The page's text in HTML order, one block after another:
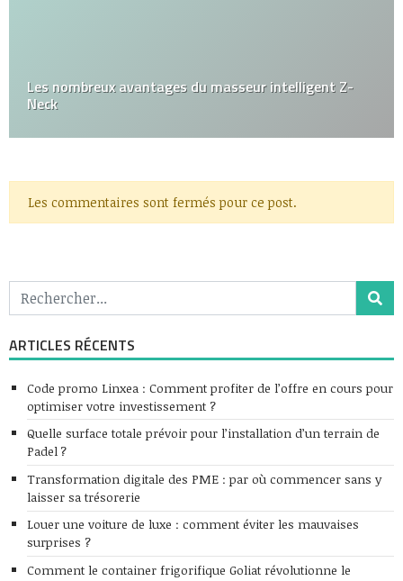
Les nombreux avantages du masseur intelligent Z-
Neck
Les commentaires sont fermés pour ce post.
ARTICLES RÉCENTS
Code promo Linxea : Comment profiter de l’offre en cours pour
optimiser votre investissement ?
Quelle surface totale prévoir pour l’installation d’un terrain de
Padel ?
Transformation digitale des PME : par où commencer sans y
laisser sa trésorerie
Louer une voiture de luxe : comment éviter les mauvaises
surprises ?
Comment le container frigorifique Goliat révolutionne le